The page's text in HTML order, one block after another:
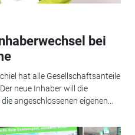
bei
hat alle Gesellschaftsanteile
neue Inhaber will die
angeschlossenen eigenen...